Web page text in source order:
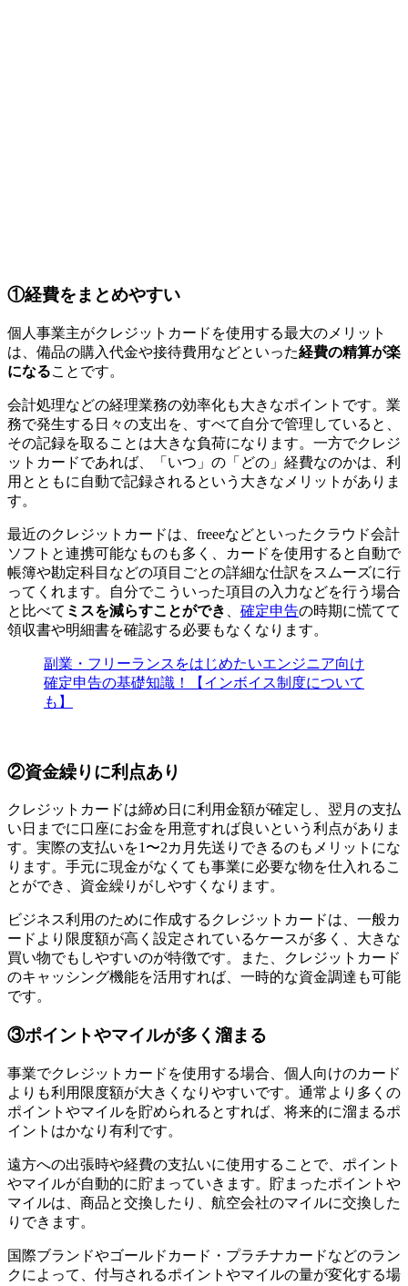
①経費をまとめやすい
個人事業主がクレジットカードを使用する最大のメリット
は、備品の購入代金や接待費用などといった経費の精算が楽
になることです。
会計処理などの経理業務の効率化も大きなポイントです。業
務で発生する日々の支出を、すべて自分で管理していると、
その記録を取ることは大きな負荷になります。一方でクレジ
ットカードであれば、「いつ」の「どの」経費なのかは、利
用とともに自動で記録されるという大きなメリットがありま
す。
最近のクレジットカードは、freeeなどといったクラウド会計
ソフトと連携可能なものも多く、カードを使用すると自動で
帳簿や勘定科目などの項目ごとの詳細な仕訳をスムーズに行
ってくれます。自分でこういった項目の入力などを行う場合
と比べて ミスを減らすことができ 確定申告の時期に慌てて
領収書や明細書を確認する必要もなくなります。
副業・フリーランスをはじめたいエンジニア向け
確定申告の基礎知識！【インボイス制度について
も】
②資金繰りに利点あり
クレジットカードは締め日に利用金額が確定し、翌月の支払
い日までに口座にお金を用意すれば良いという利点がありま
す。実際の支払いを1〜2カ月先送りできるのもメリットにな
ります。手元に現金がなくても事業に必要な物を仕入れるこ
とができ、資金繰りがしやすくなります。
ビジネス利用のために作成するクレジットカードは、一般カ
ードより限度額が高く設定されているケースが多く、大きな
買い物でもしやすいのが特徴です。また、クレジットカード
のキャッシング機能を活用すれば、一時的な資金調達も可能
です。
③ポイントやマイルが多く溜まる
事業でクレジットカードを使用する場合、個人向けのカード
よりも利用限度額が大きくなりやすいです。通常より多くの
ポイントやマイルを貯められるとすれば、将来的に溜まるポ
イントはかなり有利です。
遠方への出張時や経費の支払いに使用することで、ポイント
やマイルが自動的に貯まっていきます。貯まったポイントや
マイルは、商品と交換したり、航空会社のマイルに交換した
りできます。
国際ブランドやゴールドカード・プラチナカードなどのラン
クによって、付与されるポイントやマイルの量が変化する場